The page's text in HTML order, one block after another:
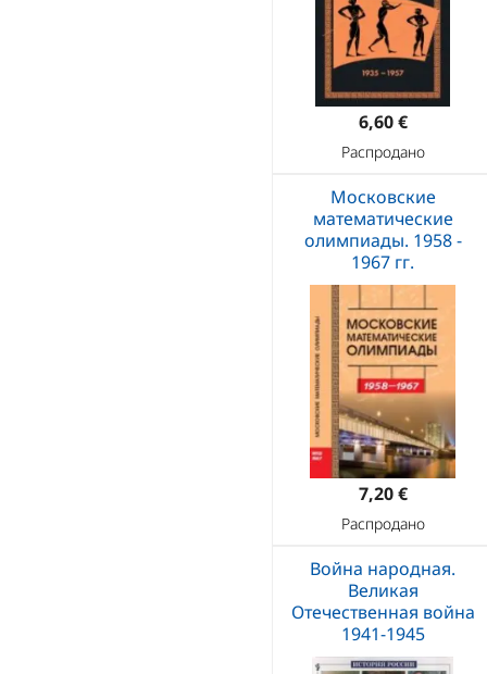
6,60 €
Распродано
Московские
математические
олимпиады. 1958 -
1967 гг.
7,20 €
Распродано
Война народная.
Великая
Отечественная война
1941-1945